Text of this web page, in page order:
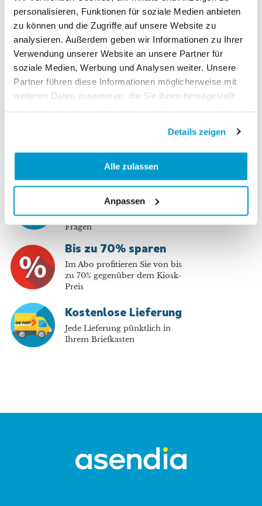
personalisieren, Funktionen für soziale Medien anbieten
zu können und die Zugriffe auf unsere Website zu
analysieren. Außerdem geben wir Informationen zu Ihrer
Verwendung unserer Website an unsere Partner für
soziale Medien, Werbung und Analysen weiter. Unsere
Partner führen diese Informationen möglicherweise mit
weiteren Daten zusammen, die Sie ihnen bereitgestellt
Details zeigen
Alle zulassen
Anpassen
Kioskpreis
Bezahlen Sie sicher und
online auf unserer Website
Nähe
Der Kundendienst in der
Schweiz hilft Ihnen bei
Fragen
Bis zu 70% sparen
Im Abo profitieren Sie von bis
zu 70% gegenüber dem Kiosk-
Preis
Kostenlose Lieferung
Jede Lieferung pünktlich in
Ihrem Briefkasten